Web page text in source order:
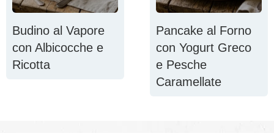
Budino al Vapore
con Albicocche e
Ricotta
Pancake al Forno
con Yogurt Greco
e Pesche
Caramellate